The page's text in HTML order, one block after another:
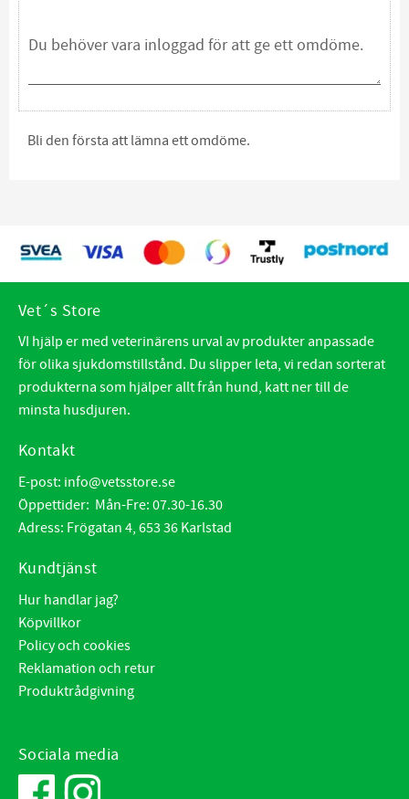
Bli den första att lämna ett omdöme.
Vet´s Store
VI hjälp er med veterinärens urval av produkter anpassade
för olika sjukdomstillstånd. Du slipper leta, vi redan sorterat
produkterna som hjälper allt från hund, katt ner till de
minsta husdjuren.
Kontakt
E-post: info@vetsstore.se
Öppettider: Mån-Fre: 07.30-16.30
Adress: Frögatan 4, 653 36 Karlstad
Kundtjänst
Hur handlar jag?
Köpvillkor
Policy och cookies
Reklamation och retur
Produktrådgivning
Sociala media